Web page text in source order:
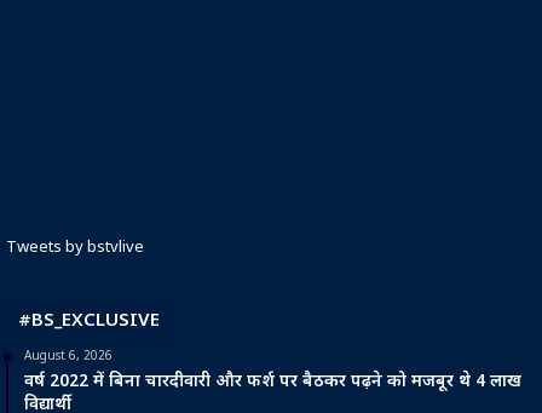
Tweets by bstvlive
#BS_EXCLUSIVE
August 6, 2026
वर्ष 2022 में बिना चारदीवारी और फर्श पर बैठकर पढ़ने को मजबूर थे 4 लाख
विद्यार्थी